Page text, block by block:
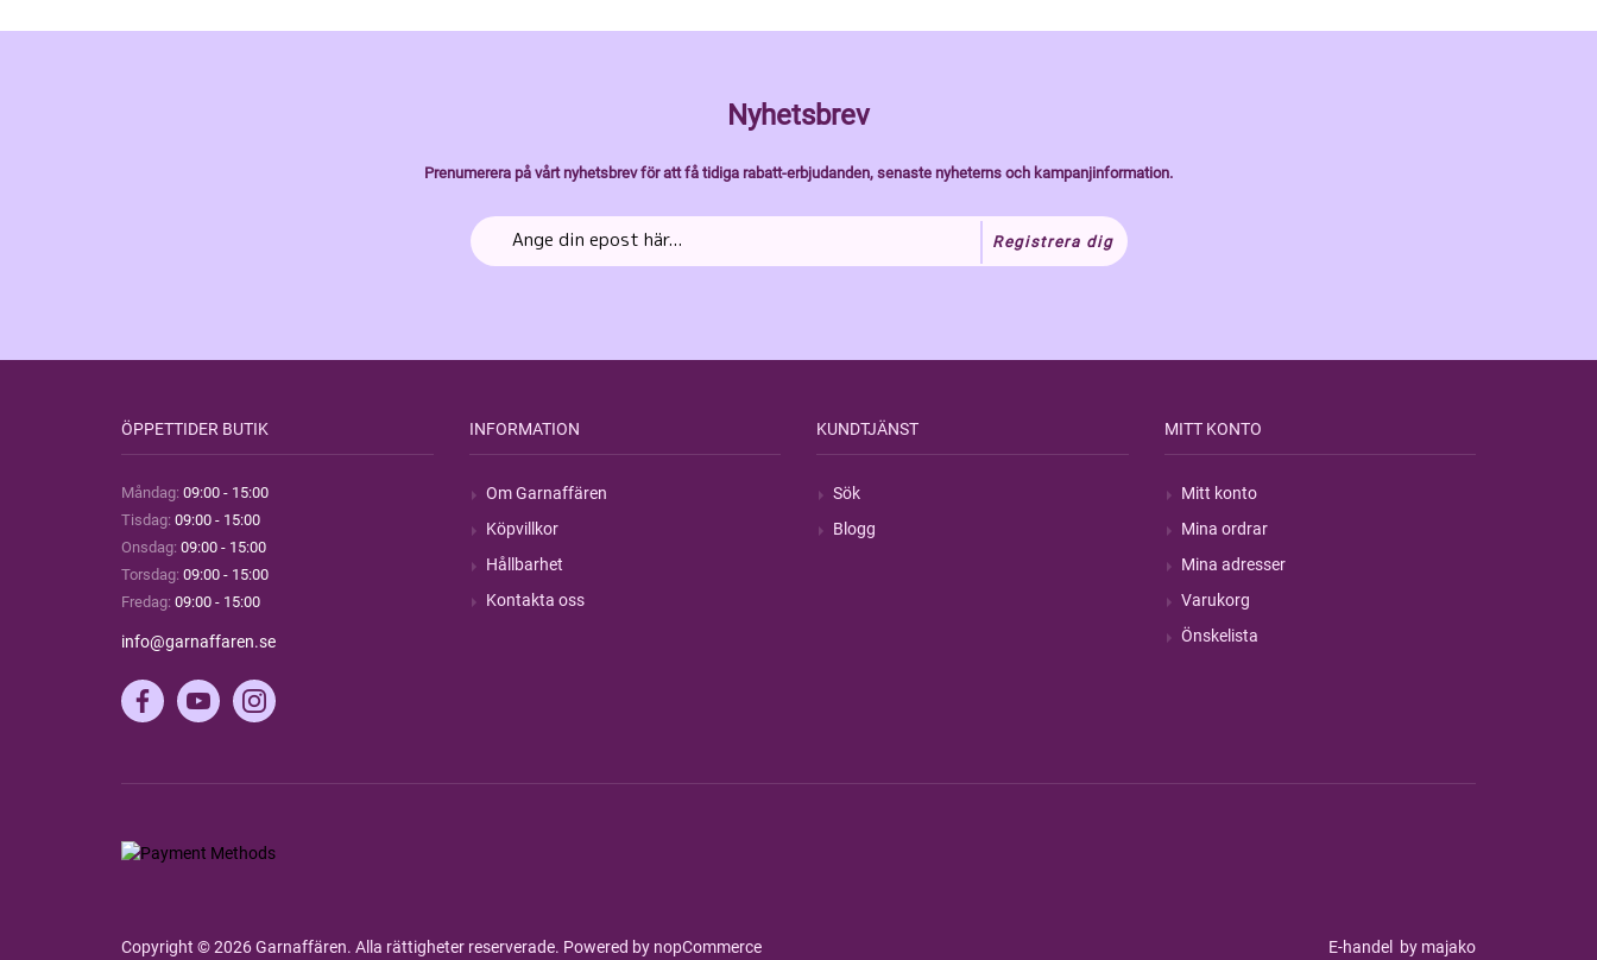
Nyhetsbrev
Prenumerera på vårt nyhetsbrev för att få tidiga rabatt-erbjudanden, senaste nyheterns och kampanjinformation.
Registrera dig
ÖPPETTIDER BUTIK
Måndag: 09:00 - 15:00
Tisdag: 09:00 - 15:00
Onsdag: 09:00 - 15:00
Torsdag: 09:00 - 15:00
Fredag: 09:00 - 15:00
info@garnaffaren.se
INFORMATION
Om Garnaffären
Köpvillkor
Hållbarhet
Kontakta oss
KUNDTJÄNST
Sök
Blogg
MITT KONTO
Mitt konto
Mina ordrar
Mina adresser
Varukorg
Önskelista
Copyright © 2026 Garnaffären. Alla rättigheter reserverade. Powered by nopCommerce E-handel by majako